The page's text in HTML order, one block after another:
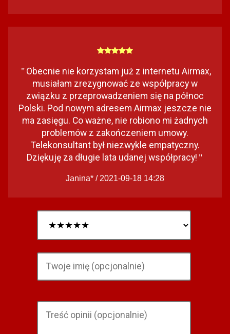
" Obecnie nie korzystam już z internetu Airmax,
musiałam zrezygnować ze współpracy w
związku z przeprowadzeniem się na północ
Polski. Pod nowym adresem Airmax jeszcze nie
ma zasięgu. Co ważne, nie robiono mi żadnych
problemów z zakończeniem umowy.
Telekonsultant był niezwykle empatyczny.
Dziękuję za długie lata udanej współpracy! "
Janina* / 2021-09-18 14:28